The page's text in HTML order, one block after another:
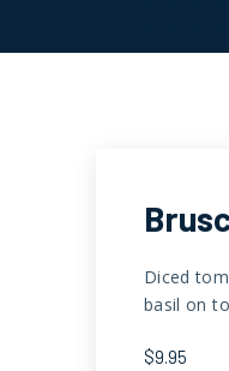
Diced
basil on
$9.95